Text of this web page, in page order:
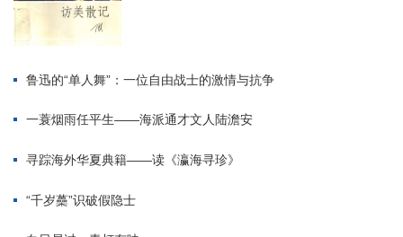
鲁迅的“单人舞”：一位自由战士的激情与抗争
一蓑烟雨任平生——海派通才文人陆澹安
寻踪海外华夏典籍——读《瀛海寻珍》
“千岁蘽”识破假隐士